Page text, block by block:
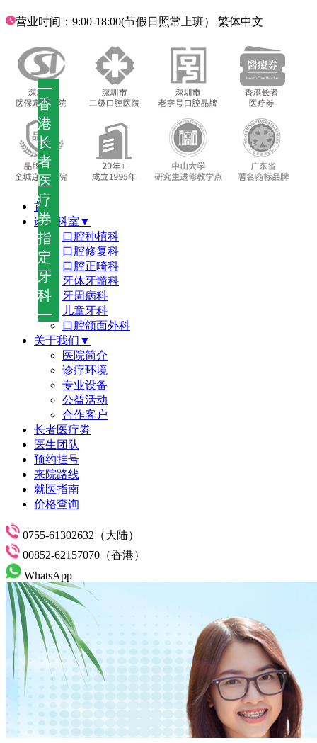
—
香
港
长
者
医
疗
券
指
定
牙
科
—
营业时间：9:00-18:00(节假日照常上班） 繁体中文
首页
诊疗科室▼
口腔种植科
口腔修复科
口腔正畸科
牙体牙髓科
牙周病科
儿童牙科
口腔颌面外科
关于我们▼
医院简介
诊疗环境
专业设备
公益活动
合作客户
长者医疗劵
医生团队
预约挂号
来院路线
就医指南
价格查询
0755-61302632（大陆）
00852-62157070（香港）
WhatsApp